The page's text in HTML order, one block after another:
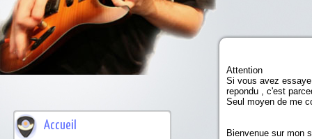
Accueil
Attention
Si vous avez
repondu , c'est
Seul moyen de me
Bienvenue sur mon